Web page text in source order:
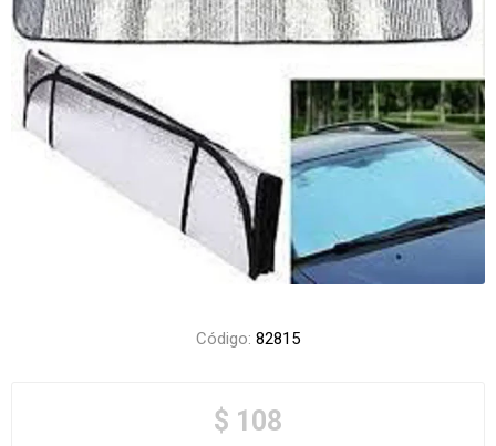
Código: 82815
$ 108